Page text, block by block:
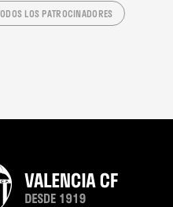
LOS PATROCINADORES